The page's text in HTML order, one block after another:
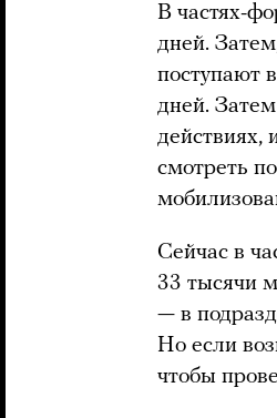
В частях-
дней.
поступают
дней.
действиях,
смотреть
Сейчас в
33 тысячи
— в
Но если
чтобы